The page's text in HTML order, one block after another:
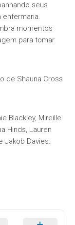
seus
momentos
para tomar
de Shauna Cross
Blackley, Mireille
Hinds, Lauren
Jakob Davies.